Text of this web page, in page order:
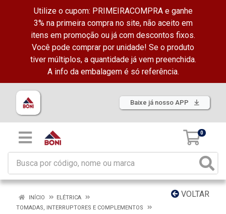
Utilize o cupom: PRIMEIRACOMPRA e ganhe
3% na primeira compra no site, não aceito em
itens em promoção ou já com descontos fixos.
Você pode comprar por unidade! Se o produto
tiver múltiplos, a quantidade já vem preenchida.
A info da embalagem é só referência.
Baixe já nosso APP
0
VOLTAR
INÍCIO
ELÉTRICA
TOMADAS, INTERRUPTORES E COMPLEMENTOS